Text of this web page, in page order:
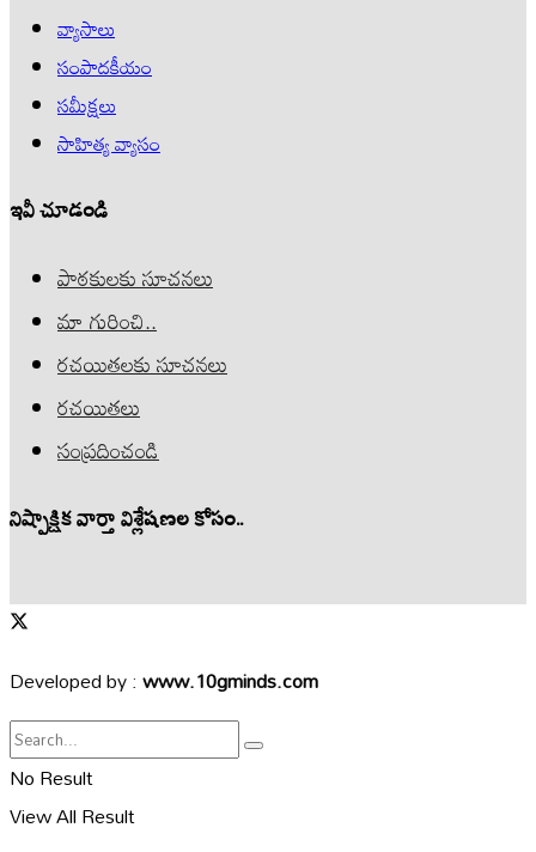
వ్యాసాలు
సంపాదకీయం
సమీక్షలు
సాహిత్య వ్యాసం
ఇవీ చూడండి
పాఠకులకు సూచనలు
మా గురించి..
రచయితలకు సూచనలు
రచయితలు
సంప్రదించండి
నిష్పాక్షిక వార్తా విశ్లేషణల కోసం..
Developed by :www.10gminds.com
No Result
View All Result